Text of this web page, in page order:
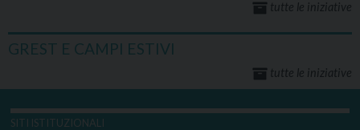
tutte le iniziative
GREST E CAMPI ESTIVI
tutte le iniziative
SITI ISTITUZIONALI